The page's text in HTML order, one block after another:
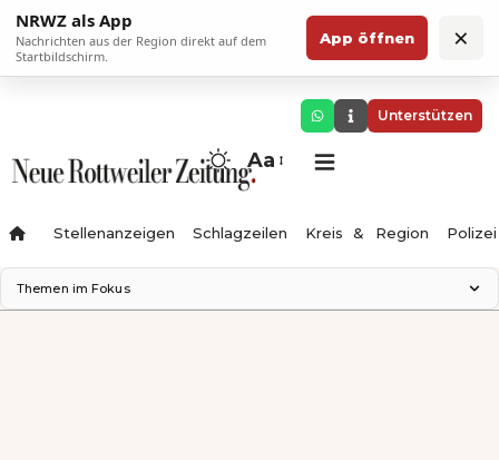
NRWZ als App
Nachrichten aus der Region direkt auf dem
Startbildschirm.
App öffnen ×
Unterstützen
Aa
Stellenanzeigen Schlagzeilen Kreis & Region Polizei
Themen im Fokus